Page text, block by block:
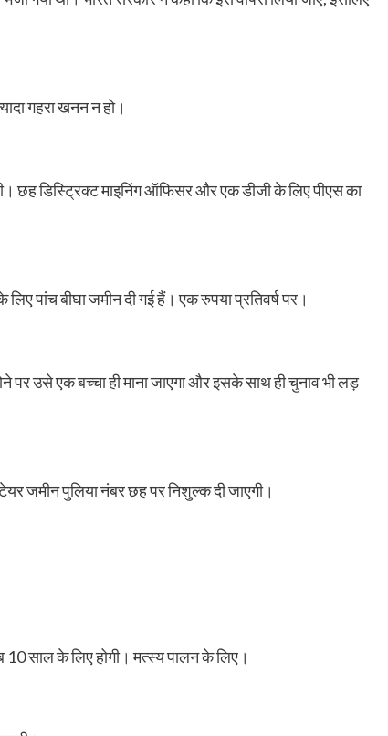
गहरा खनन न हो।
छह डिस्ट्रिक्ट माइनिंग ऑफिसर और एक डीजी के लिए पीएस का
पांच बीघा जमीन दी गई हैं। एक रुपया प्रतिवर्ष पर।
उसे एक बच्चा ही माना जाएगा और इसके साथ ही चुनाव भी लड़
जमीन पुलिया नंबर छह पर निशुल्क दी जाएगी।
10 साल के लिए होगी। मत्स्य पालन के लिए।